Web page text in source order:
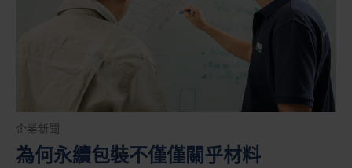
企業新聞
為何永續包裝不僅僅關乎材料